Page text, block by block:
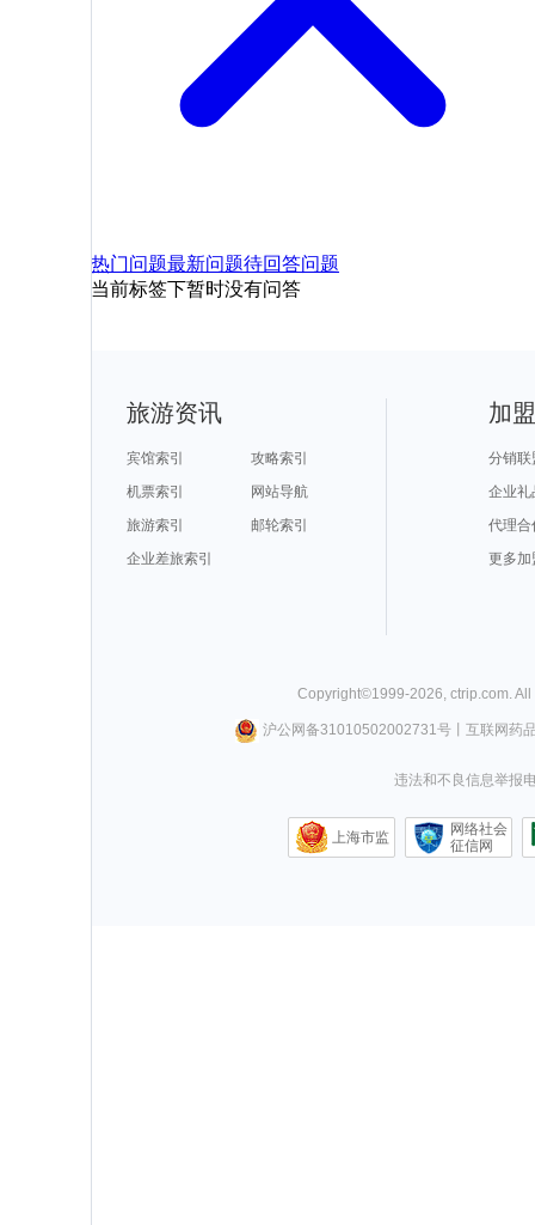
热门问题最新问题待回答问题
当前标签下暂时没有问答
旅游资讯
宾馆索引
攻略索引
机票索引
网站导航
旅游索引
邮轮索引
企业差旅索引
加
分销联
企业礼
代理合
更多加
Copyright©1999-2026, ctrip.com.
沪公网备31010502002731号丨 互联网药
违法和不良信息举报
上海市监
网络社会
征信网